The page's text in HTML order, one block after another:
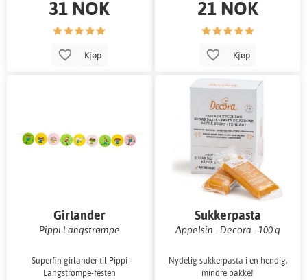
31 NOK
Kjøp
21 NOK
Kjøp
Girlander
Pippi Langstrømpe
Superfin girlander til Pippi
Langstrømpe-festen
Sukkerpasta
Appelsin - Decora - 100 g
Nydelig sukkerpasta i en hendig,
mindre pakke!